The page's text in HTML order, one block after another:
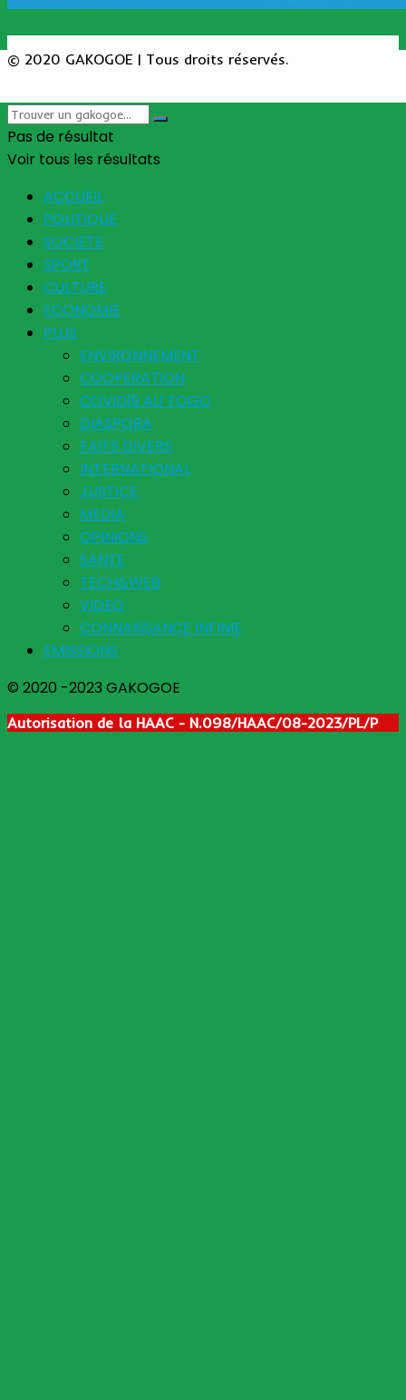
© 2020 GAKOGOE | Tous droits réservés.
Pas de résultat
Voir tous les résultats
ACCUEIL
POLITIQUE
SOCIETE
SPORT
CULTURE
ECONOMIE
PLUS
ENVIRONNEMENT
COOPERATION
COVID19 AU TOGO
DIASPORA
FAITS DIVERS
INTERNATIONAL
JUSTICE
MEDIA
OPINIONS
SANTE
TECH&WEB
VIDEO
CONNAISSANCE INFINIE
EMISSIONS
© 2020 -2023 GAKOGOE
Autorisation de la HAAC - N.098/HAAC/08-2023/PL/P